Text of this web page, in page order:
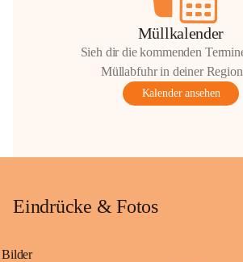
Müllkalender
Sieh dir die kommenden
Müllabfuhr in deiner
Kalender ansehen
Eindrücke & Fotos
Bilder